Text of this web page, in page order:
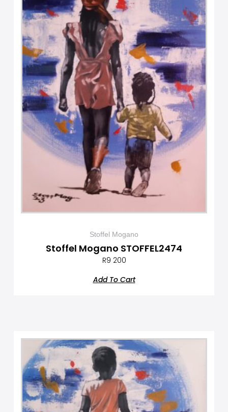
Stoffel Mogano
Stoffel Mogano STOFFEL2474
R9 200
Add To Cart